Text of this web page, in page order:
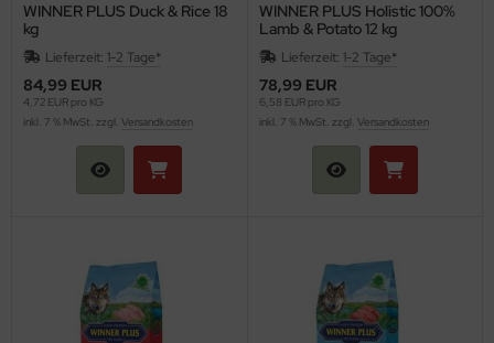
WINNER PLUS Duck & Rice 18
kg
Lieferzeit: 1-2 Tage*
84,99 EUR
4,72 EUR pro KG
inkl. 7 % MwSt. zzgl. Versandkosten
WINNER PLUS Holistic 100%
Lamb & Potato 12 kg
Lieferzeit: 1-2 Tage*
78,99 EUR
6,58 EUR pro KG
inkl. 7 % MwSt. zzgl. Versandkosten